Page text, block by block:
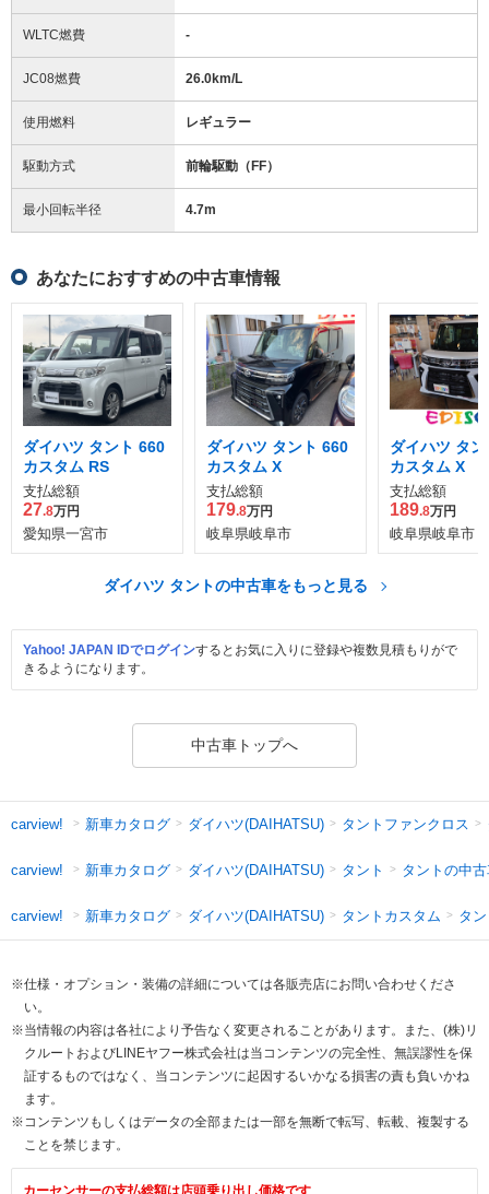
WLTC燃費 -
JC08燃費 26.0km/L
使用燃料 レギュラー
駆動方式 前輪駆動（FF）
最小回転半径 4.7m
あなたにおすすめの中古車情報
ダイハツ タント 660
カスタム RS
支払総額
27.8万円
愛知県一宮市
ダイハツ タント 660
カスタム X
支払総額
179.8万円
岐阜県岐阜市
ダイハツ タ
カスタム X
支払総額
189.8万円
岐阜県岐阜市
ダイハツ タントの中古車をもっと見る
Yahoo! JAPAN IDでログインするとお気に入りに登録や複数見積もりがで
きるようになります。
中古車トップへ
carview! 新車カタログ ダイハツ(DAIHATSU) タントファンクロス
carview! 新車カタログ ダイハツ(DAIHATSU) タント タントの中
carview! 新車カタログ ダイハツ(DAIHATSU) タントカスタム タ
※仕様・オプション・装備の詳細については各販売店にお問い合わせくださ
い。
※当情報の内容は各社により予告なく変更されることがあります。また、(株)リ
クルートおよびLINEヤフー株式会社は当コンテンツの完全性、無誤謬性を保
証するものではなく、当コンテンツに起因するいかなる損害の責も負いかね
ます。
※コンテンツもしくはデータの全部または一部を無断で転写、転載、複製する
ことを禁じます。
カーセンサーの支払総額は店頭乗り出し価格です